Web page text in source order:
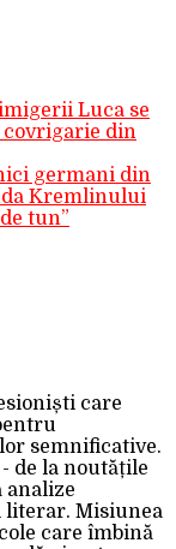
Luca se
covrigarie din
germani din
Kremlinului
tun”
care
semnificative.
de la noutățile
analize
Misiunea
care îmbină